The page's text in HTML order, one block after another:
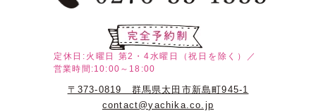
定休日:火曜日
第2・4水曜日（祝日を除く）／
営業時間:10:00～18:00
〒373-0819 群馬県太田市新島町945-1
contact@yachika.co.jp